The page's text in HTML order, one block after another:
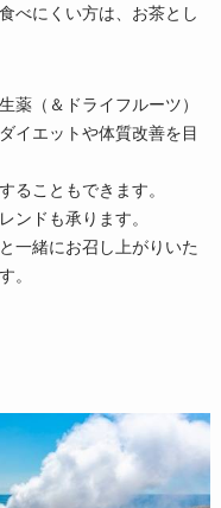
べにくい方は、お茶とし
薬（＆ドライフルーツ）
イエットや体質改善を目
ることもできます。
ンドも承ります。
一緒にお召し上がりいた
。